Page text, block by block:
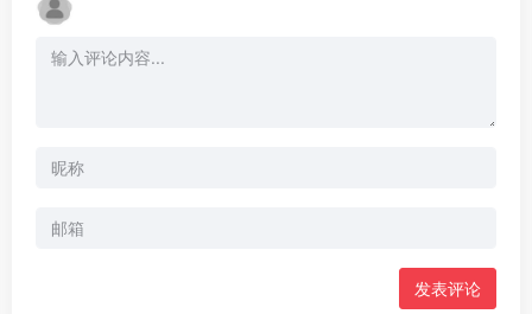
发表评论